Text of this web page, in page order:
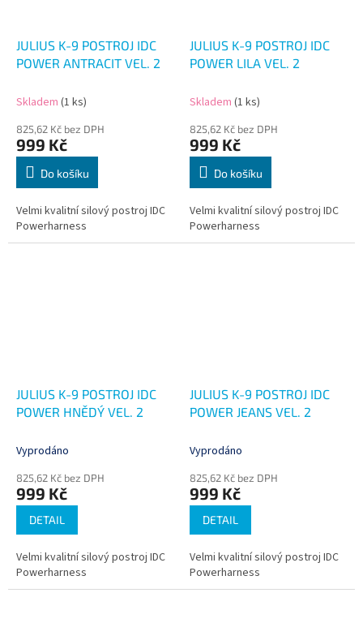
JULIUS K-9 POSTROJ IDC
POWER ANTRACIT VEL. 2
Skladem (1 ks)
825,62 Kč bez DPH
999 Kč
Do košíku
Velmi kvalitní silový postroj IDC
Powerharness
JULIUS K-9 POSTROJ IDC
POWER LILA VEL. 2
Skladem (1 ks)
825,62 Kč bez DPH
999 Kč
Do košíku
Velmi kvalitní silový postroj IDC
Powerharness
JULIUS K-9 POSTROJ IDC
POWER HNĚDÝ VEL. 2
Vyprodáno
825,62 Kč bez DPH
999 Kč
DETAIL
Velmi kvalitní silový postroj IDC
Powerharness
JULIUS K-9 POSTROJ IDC
POWER JEANS VEL. 2
Vyprodáno
825,62 Kč bez DPH
999 Kč
DETAIL
Velmi kvalitní silový postroj IDC
Powerharness